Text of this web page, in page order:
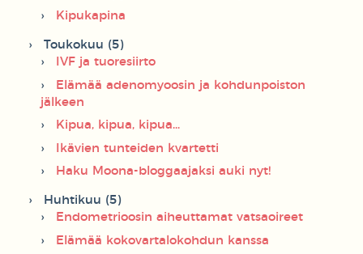
Kipukapina
Toukokuu (5)
IVF ja tuoresiirto
Elämää adenomyoosin ja kohdunpoiston
jälkeen
Kipua, kipua, kipua...
Ikävien tunteiden kvartetti
Haku Moona-bloggaajaksi auki nyt!
Huhtikuu (5)
Endometrioosin aiheuttamat vatsaoireet
Elämää kokovartalokohdun kanssa